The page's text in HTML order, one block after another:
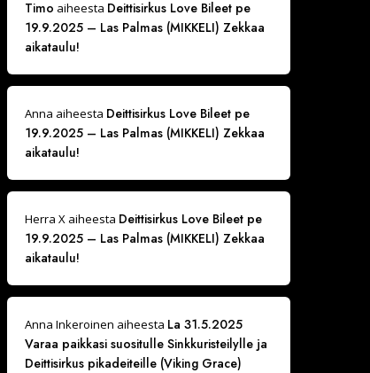
Timo aiheesta Deittisirkus Love Bileet pe
19.9.2025 – Las Palmas (MIKKELI) Zekkaa
aikataulu!
Anna aiheesta Deittisirkus Love Bileet pe
19.9.2025 – Las Palmas (MIKKELI) Zekkaa
aikataulu!
Herra Xaiheesta Deittisirkus Love Bileet pe
19.9.2025 – Las Palmas (MIKKELI) Zekkaa
aikataulu!
Anna Inkeroinen aiheesta La 31.5.2025
Varaa paikkasi suositulle Sinkkuristeilylle ja
Deittisirkus pikadeiteille (Viking Grace)